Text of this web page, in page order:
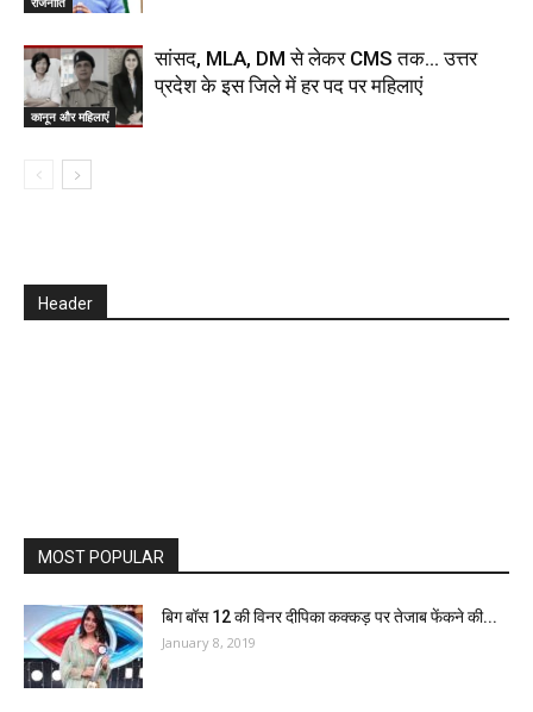
कानून और महिलाएं
सांसद, MLA, DM से लेकर CMS तक… उत्तर
प्रदेश के इस जिले में हर पद पर महिलाएं
Header
MOST POPULAR
बिग बॉस 12 की विनर दीपिका कक्कड़ पर तेजाब फेंकने की...
January 8, 2019